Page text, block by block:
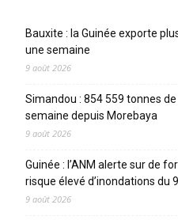
Bauxite : la Guinée exporte
une semaine
9 août 2026
Simandou : 854 559 tonnes
semaine depuis Morebaya
9 août 2026
Guinée : l’ANM alerte sur de
risque élevé d’inondations du
9 août 2026